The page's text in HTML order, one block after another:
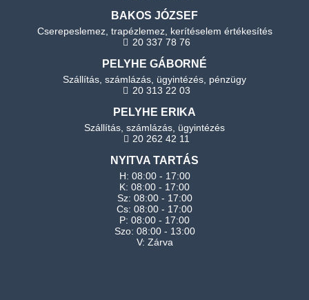
BAKOS JÓZSEF
Cserepeslemez, trapézlemez, kerítéselem értékesítés
20 337 78 76
PELYHE GÁBORNÉ
Szállítás, számlázás, ügyintézés, pénzügy
20 313 22 03
PELYHE ERIKA
Szállítás, számlázás, ügyintézés
20 262 42 11
NYITVA TARTÁS
H: 08:00 - 17:00
K: 08:00 - 17:00
Sz: 08:00 - 17:00
Cs: 08:00 - 17:00
P: 08:00 - 17:00
Szo: 08:00 - 13:00
V: Zárva